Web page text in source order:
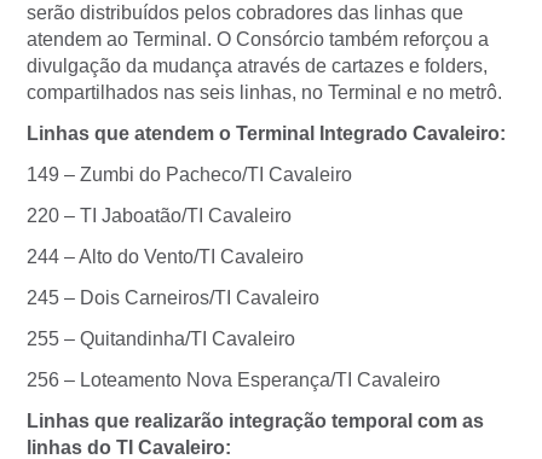
serão distribuídos pelos cobradores das linhas que
atendem ao Terminal. O Consórcio também reforçou a
divulgação da mudança através de cartazes e folders,
compartilhados nas seis linhas, no Terminal e no metrô.
Linhas que atendem o Terminal Integrado Cavaleiro:
149 – Zumbi do Pacheco/TI Cavaleiro
220 – TI Jaboatão/TI Cavaleiro
244 – Alto do Vento/TI Cavaleiro
245 – Dois Carneiros/TI Cavaleiro
255 – Quitandinha/TI Cavaleiro
256 – Loteamento Nova Esperança/TI Cavaleiro
Linhas que realizarão integração temporal com as
linhas do TI Cavaleiro: